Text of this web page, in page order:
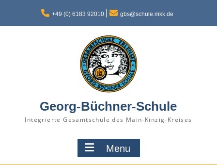
content
+49 (0) 6183 92010 gbs@schule.mkk.de
Georg-Büchner-Schule
Integrierte Gesamtschule des Main-Kinzig-Kreises
Menu